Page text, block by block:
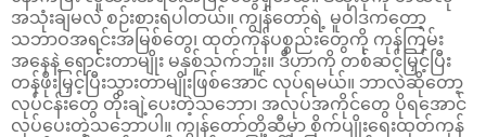
အသုံးချမလဲ စဉ်းစားရပါတယ်။ ကျွန်တော်ရဲ့ မူဝါဒကတော့
သဘာဝအရင်းအမြစ်တွေ၊ ထုတ်ကုန်ပစ္စည်းတွေကို ကုန်ကြမ်း
အနေနဲ့ ရောင်းတာမျိုး မနှစ်သက်ဘူး။ ဒီဟာကို တစ်ဆင့်မြှင့်ပြီး
တန်ဖိုးမြှင့်ပြီးသွားတာမျိုးဖြစ်အောင် လုပ်ရမယ်။ ဘာလဲဆိုတော့
လုပ်ငန်းတွေ တိုးချဲ့ပေးတဲ့သဘော၊ အလုပ်အကိုင်တွေ ပိုရအောင်
လုပ်ပေးတဲ့သဘောပါ။ ကျွန်တော်တို့ဆီမှာ စိုက်ပျိုးရေးထုတ်ကုန်